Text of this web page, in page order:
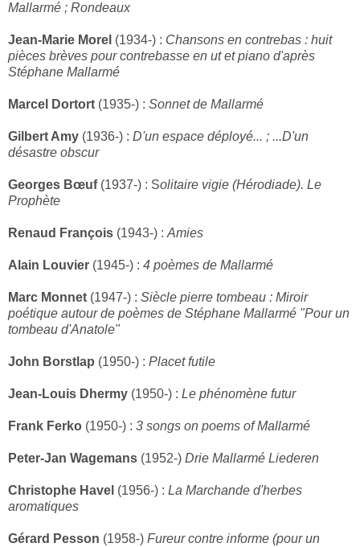
Mallarmé ; Rondeaux
Jean-Marie Morel (1934-) : Chansons en contrebas : huit
pièces brèves pour contrebasse en ut et piano d'après
Stéphane Mallarmé
Marcel Dortort (1935-) : Sonnet de Mallarmé
Gilbert Amy (1936-) : D'un espace déployé... ; ...D'un
désastre obscur
Georges Bœuf(1937-) : Solitaire vigie (Hérodiade). Le
Prophète
Renaud François (1943-) : Amies
Alain Louvier (1945-) : 4 poèmes de Mallarmé
Marc Monnet (1947-) : Siècle pierre tombeau : Miroir
poétique autour de poèmes de Stéphane Mallarmé "Pour un
tombeau d'Anatole"
John Borstlap (1950-) : Placet futile
Jean-Louis Dhermy (1950-) : Le phénomène futur
Frank Ferko (1950-) : 3 songs on poems of Mallarmé
Peter-Jan Wagemans (1952-) Drie Mallarmé Liederen
Christophe Havel (1956-) : La Marchande d'herbes
aromatiques
Gérard Pesson (1958-) Fureur contre informe (pour un